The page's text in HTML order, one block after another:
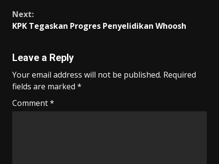
k p k
Next:
KPK Tegaskan Progres Penyelidikan Whoosh
Leave a Reply
Your email address will not be published. Required
fields are marked *
Comment*